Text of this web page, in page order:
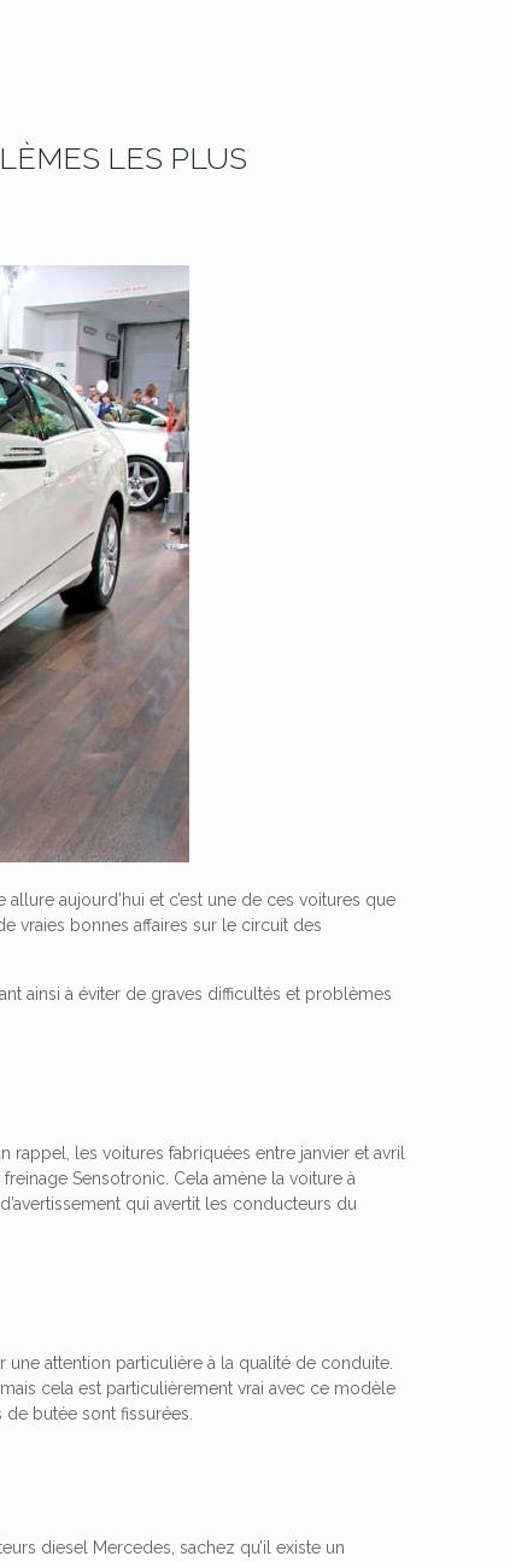
LES PLUS
aujourd’hui et c’est une de ces voitures que
vraies bonnes affaires sur le circuit des
ainsi à éviter de graves difficultés et problèmes
rappel, les voitures fabriquées entre janvier et avril
Sensotronic. Cela amène la voiture à
qui avertit les conducteurs du
une attention particulière à la qualité de conduite.
cela est particulièrement vrai avec ce modèle
butée sont fissurées.
diesel Mercedes, sachez qu’il existe un